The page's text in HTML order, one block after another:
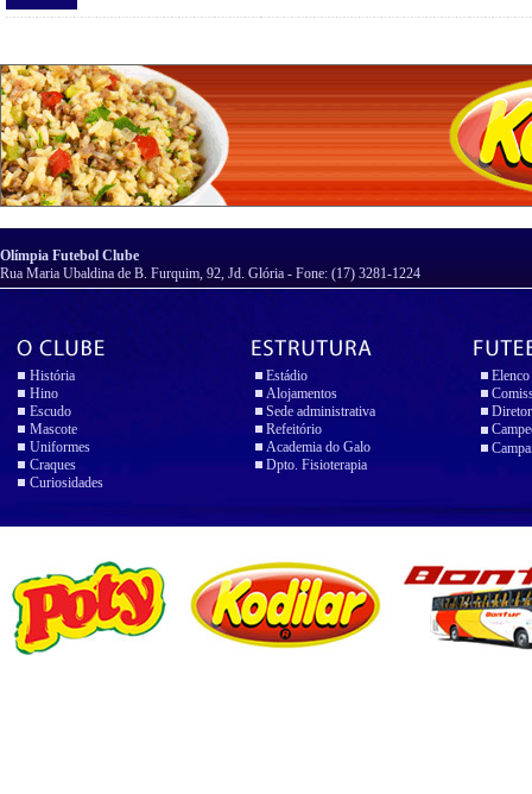
Olímpia Futebol Clube
Rua Maria Ubaldina de B. Furquim, 92, Jd. Glória - Fone: (17) 3281-1224
História
Hino
Escudo
Mascote
Uniformes
Craques
Curiosidades
Estádio
Alojamentos
Sede administrativa
Refeitório
Academia do Galo
Dpto. Fisioterapia
Elenco